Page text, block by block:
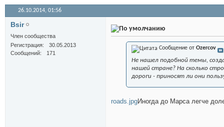
26.10.2014, 01:56
Bsir
Член сообщества
Регистрация
30.05.2013
Сообщений
171
Сообщение от Ozercov
Не нашел подобной темы,
нашей стране? На сколько
дороги - приносят ли они
roads.jpgИногда до Марса легче